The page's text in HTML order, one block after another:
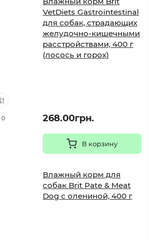
0
VetDiets Gastrointestinal
для собак, страдающих
желудочно-кишечными
расстройствами, 400 г
(лосось и горох)
268.00грн.
В корзину
Влажный корм для
собак Brit Pate & Meat
Dog с олениной, 400 г